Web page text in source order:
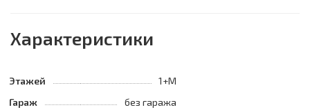
Характеристики
Этажей
1+М
Гараж
без гаража